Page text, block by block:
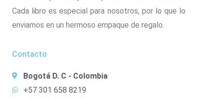
Cada libro es especial para nosotros, por lo que lo
enviamos en un hermoso empaque de regalo.
Contacto
Bogotá D. C - Colombia
+57 301 658 8219